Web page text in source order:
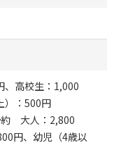
、高校生：1,000
）：500円
約 大人：2,800
円、幼児（4歳以